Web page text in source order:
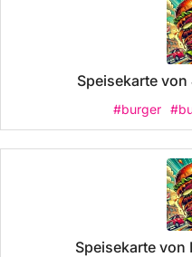
Speisekarte
#burger
Speisekarte von